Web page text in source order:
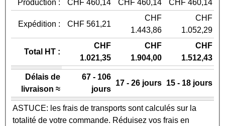
Production :
CHF 460,14 CHF 460,14 CHF 460,14
Expédition : CHF 561,21
CHF
1.443,86
CHF
1.052,29
Total HT :
CHF
1.021,35
CHF
1.904,00
CHF
1.512,43
Délais de
livraison ≈
67 - 106
jours
17 - 26 jours 15 - 18 jours
ASTUCE: les frais de transports sont calculés sur la
totalité de votre commande. Réduisez vos frais en